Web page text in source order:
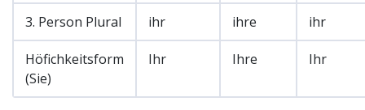
3. Person Plural ihr ihre ihr
Höfichkeitsform
(Sie)
Ihr Ihre Ihr